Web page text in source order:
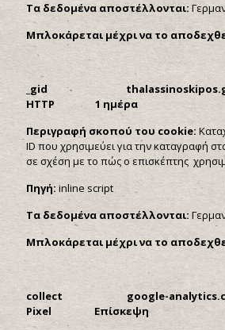
Τα δεδομένα αποστέλλονται:
Μπλοκάρεται μέχρι να το
gid thalassinoskipos.
HTTP 1 ημέρα
Περιγραφή σκοπού του cookie:
ID που χρησιμεύει για την καταγραφή
σε σχέση με το πώς ο επισκέπτης
Πηγή: inline script
Τα δεδομένα αποστέλλονται:
Μπλοκάρεται μέχρι να το
collect google-
Pixel Επίσκεψη